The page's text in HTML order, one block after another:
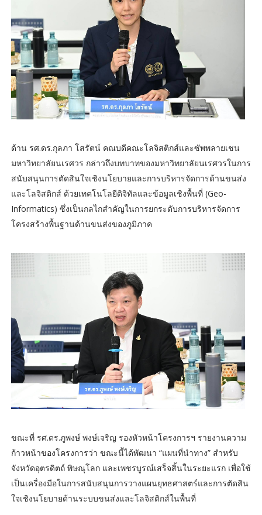
ด้าน รศ.ดร.กุลภา โสรัตน์ คณบดีคณะโลจิสติกส์และซัพพลายเชน
มหาวิทยาลัยนเรศวร กล่าวถึงบทบาทของมหาวิทยาลัยนเรศวรในการ
สนับสนุนการตัดสินใจเชิงนโยบายและการบริหารจัดการด้านขนส่ง
และโลจิสติกส์ ด้วยเทคโนโลยีดิจิทัลและข้อมูลเชิงพื้นที่ (Geo-
Informatics) ซึ่งเป็นกลไกสำคัญในการยกระดับการบริหารจัดการ
โครงสร้างพื้นฐานด้านขนส่งของภูมิภาค
ขณะที่ รศ.ดร.ภูพงษ์ พงษ์เจริญ รองหัวหน้าโครงการฯ รายงานความ
ก้าวหน้าของโครงการว่า ขณะนี้ได้พัฒนา “แผนที่นำทาง” สำหรับ
จังหวัดอุตรดิตถ์ พิษณุโลก และเพชรบูรณ์เสร็จสิ้นในระยะแรก เพื่อใช้
เป็นเครื่องมือในการสนับสนุนการวางแผนยุทธศาสตร์และการตัดสิน
ใจเชิงนโยบายด้านระบบขนส่งและโลจิสติกส์ในพื้นที่